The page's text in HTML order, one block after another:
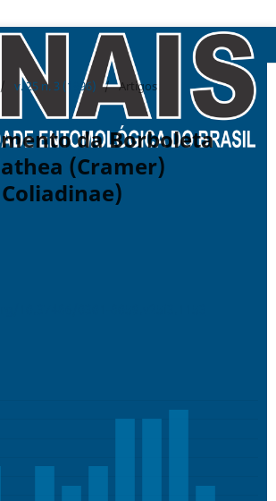
/ v. 25 n. 3 (1996) / Artigos
da Borboleta
(Cramer)